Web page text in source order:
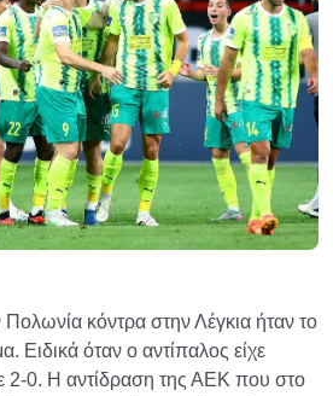
κόντρα στην Λέγκια ήταν το
Ειδικά όταν ο αντίπαλος είχε
2-0. Η αντίδραση της ΑΕΚ που στο